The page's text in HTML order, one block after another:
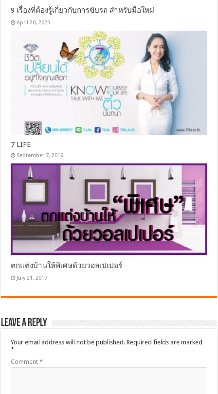
9 เรื่องที่ต้องรู้เกี่ยวกับการขับรถ สำหรับมือใหม่
April 20, 2023
7 LIFE
September 7, 2019
ตกแต่งบ้านให้พิเศษด้วยวอลเปเปอร์
July 21, 2017
Leave a Reply
Your email address will not be published. Required fields are marked
*
Comment*